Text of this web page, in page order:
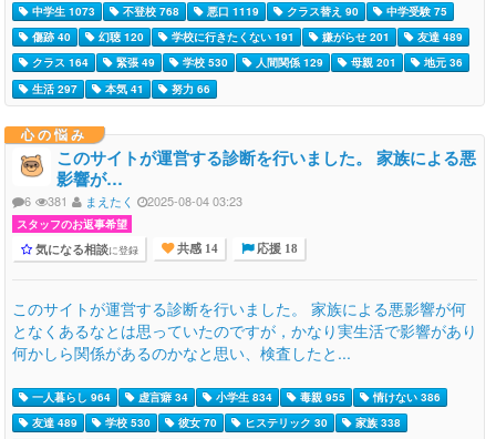
中学生 1073 不登校 768 悪口 1119 クラス替え 90
中学受験 75
傷跡 40
幻聴 120 学校に行きたくない 191 嫌がらせ 201
友達 489
クラス 164
緊張 49 学校 530 人間関係 129 母親 201
地元 36
生活 297
本気 41 努力 66
心の悩み
このサイトが運営する診断を行いました。 家族による悪
影響が…
6 381 まえたく 2025-08-04 03:23
スタッフのお返事希望
気になる相談に登録 共感 14 応援 18
このサイトが運営する診断を行いました。 家族による悪影響が何
となくあるなとは思っていたのですが，かなり実生活で影響があり
何かしら関係があるのかなと思い、検査したと...
一人暮らし 964 虚言癖 34 小学生 834 毒親 955
情けない 386
友達 489
学校 530 彼女 70 ヒステリック 30
家族 338